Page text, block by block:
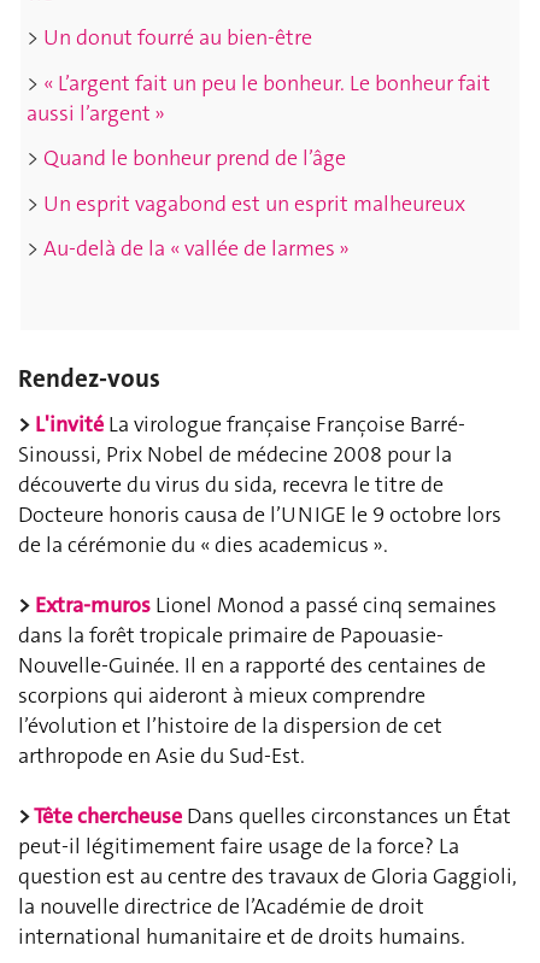
> Un donut fourré au bien-être
> « L’argent fait un peu le bonheur. Le bonheur fait
aussi l’argent »
> Quand le bonheur prend de l’âge
> Un esprit vagabond est un esprit malheureux
> Au-delà de la « vallée de larmes »
Rendez-vous
> L'invité La virologue française Françoise Barré-
Sinoussi, Prix Nobel de médecine 2008 pour la
découverte du virus du sida, recevra le titre de
Docteure honoris causa de l’UNIGE le 9 octobre lors
de la cérémonie du « dies academicus ».
> Extra-muros Lionel Monod a passé cinq semaines
dans la forêt tropicale primaire de Papouasie-
Nouvelle-Guinée. Il en a rapporté des centaines de
scorpions qui aideront à mieux comprendre
l’évolution et l’histoire de la dispersion de cet
arthropode en Asie du Sud-Est.
>Tête chercheuse Dans quelles circonstances un État
peut-il légitimement faire usage de la force? La
question est au centre des travaux de Gloria Gaggioli,
la nouvelle directrice de l’Académie de droit
international humanitaire et de droits humains.